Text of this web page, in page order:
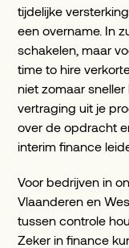
tijdelijke
een overname. In
schakelen, maar
time to hire
niet zomaar
vertraging uit je
over de opdracht
interim finance
Voor bedrijven in
Vlaanderen en
tussen controle
Zeker in finance